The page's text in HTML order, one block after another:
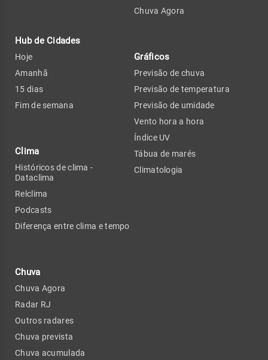
Hub de Cidades
Hoje
Amanhã
15 dias
Fim de semana
Clima
Históricos de clima -
Dataclima
Relclima
Podcasts
Diferença entre clima e tempo
Chuva
Chuva Agora
Radar RJ
Outros radares
Chuva prevista
Chuva acumulada
Chuva Agora
Gráficos
Previsão de chuva
Previsão de temperatura
Previsão de umidade
Vento hora a hora
Índice UV
Tábua de marés
Climatologia